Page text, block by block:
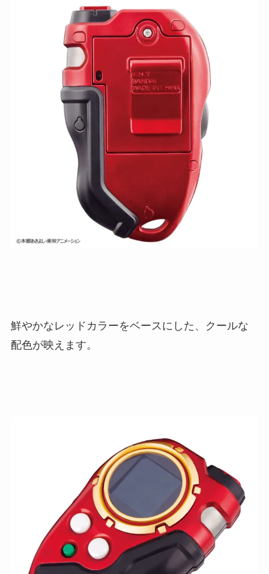
鮮やかなレッドカラーをベースにした、クールな
配色が映えます。